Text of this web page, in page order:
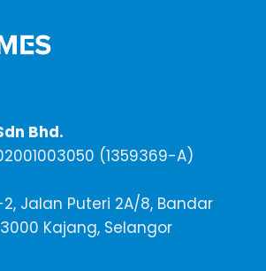
Bhd.
(1359369-A)
2, Jalan Puteri 2A/8, Bandar
Kajang, Selangor